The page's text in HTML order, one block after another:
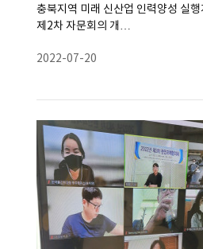
충북지역 미래 신산업 인력양성 실행
제2차 자문회의 개…
2022-07-20